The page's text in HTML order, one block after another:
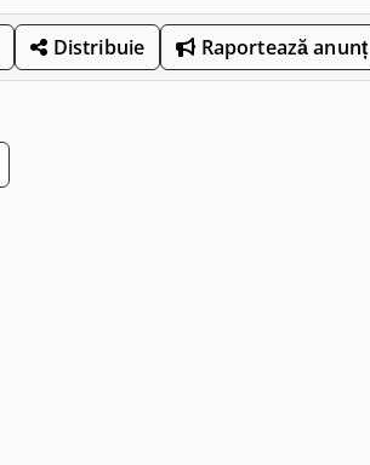
Distribuie Raportează anunț